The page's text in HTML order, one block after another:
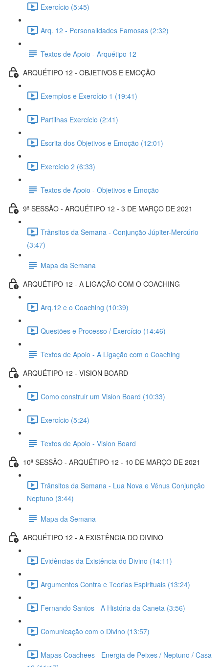
Exercício (5:45)
Arq. 12 - Personalidades Famosas (2:32)
Textos de Apoio - Arquétipo 12
ARQUÉTIPO 12 - OBJETIVOS E EMOÇÃO
Exemplos e Exercício 1 (19:41)
Partilhas Exercício (2:41)
Escrita dos Objetivos e Emoção (12:01)
Exercício 2 (6:33)
Textos de Apoio - Objetivos e Emoção
9ª SESSÃO - ARQUÉTIPO 12 - 3 DE MARÇO DE 2021
Trânsitos da Semana - Conjunção Júpiter-Mercúrio
(3:47)
Mapa da Semana
ARQUÉTIPO 12 - A LIGAÇÃO COM O COACHING
Arq.12 e o Coaching (10:39)
Questões e Processo / Exercício (14:46)
Textos de Apoio - A Ligação com o Coaching
ARQUÉTIPO 12 - VISION BOARD
Como construir um Vision Board (10:33)
Exercício (5:24)
Textos de Apoio - Vision Board
10ª SESSÃO - ARQUÉTIPO 12 - 10 DE MARÇO DE 2021
Trânsitos da Semana - Lua Nova e Vénus Conjunção
Neptuno (3:44)
Mapa da Semana
ARQUÉTIPO 12 - A EXISTÊNCIA DO DIVINO
Evidências da Existência do Divino (14:11)
Argumentos Contra e Teorias Espirituais (13:24)
Fernando Santos - A História da Caneta (3:56)
Comunicação com o Divino (13:57)
Mapas Coachees - Energia de Peixes / Neptuno / Casa